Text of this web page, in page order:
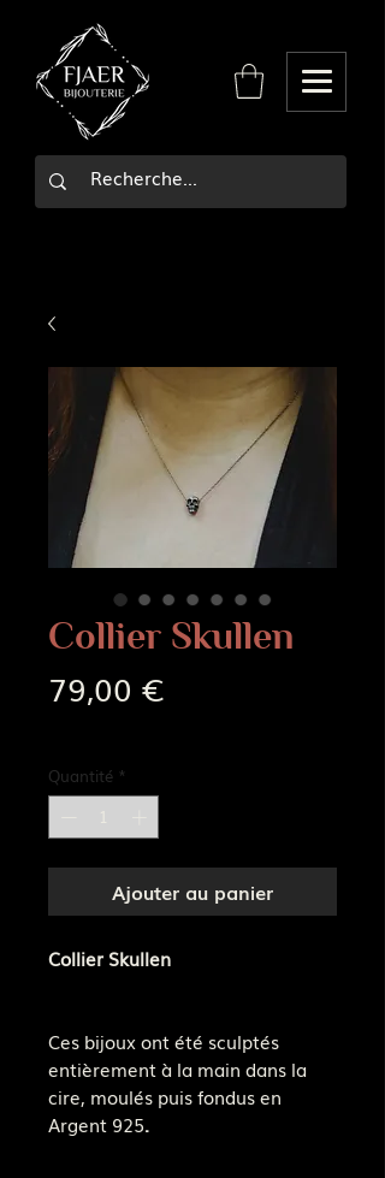
Collier Skullen
79,00 €
Quantité *
Ajouter au panier
Collier Skullen
Ces bijoux ont été sculptés
entièrement à la main dans la
cire, moulés puis fondus en
Argent 925.